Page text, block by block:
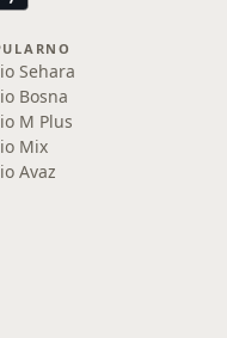
Sehara
Bosna
M Plus
Mix
Avaz